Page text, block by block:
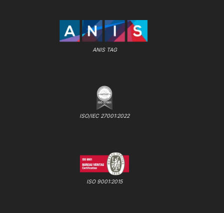
ANIS TAG
ISO/IEC 27001:2022
ISO 9001:2015